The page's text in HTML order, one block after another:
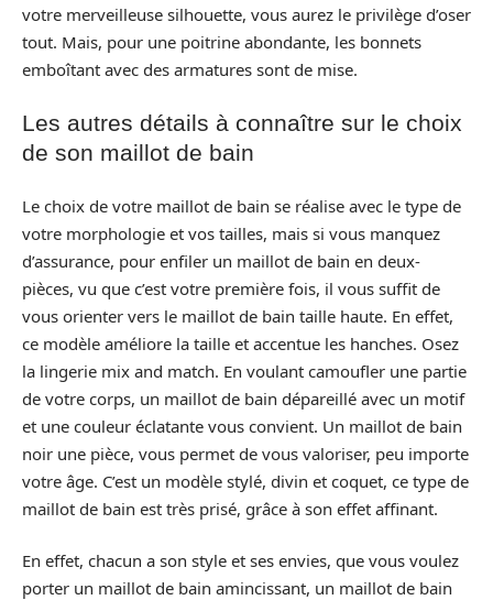
votre merveilleuse silhouette, vous aurez le privilège d’oser
tout. Mais, pour une poitrine abondante, les bonnets
emboîtant avec des armatures sont de mise.
Les autres détails à connaître sur le choix
de son maillot de bain
Le choix de votre maillot de bain se réalise avec le type de
votre morphologie et vos tailles, mais si vous manquez
d’assurance, pour enfiler un maillot de bain en deux-
pièces, vu que c’est votre première fois, il vous suffit de
vous orienter vers le maillot de bain taille haute. En effet,
ce modèle améliore la taille et accentue les hanches. Osez
la lingerie mix and match. En voulant camoufler une partie
de votre corps, un maillot de bain dépareillé avec un motif
et une couleur éclatante vous convient. Un maillot de bain
noir une pièce, vous permet de vous valoriser, peu importe
votre âge. C’est un modèle stylé, divin et coquet, ce type de
maillot de bain est très prisé, grâce à son effet affinant.
En effet, chacun a son style et ses envies, que vous voulez
porter un maillot de bain amincissant, un maillot de bain